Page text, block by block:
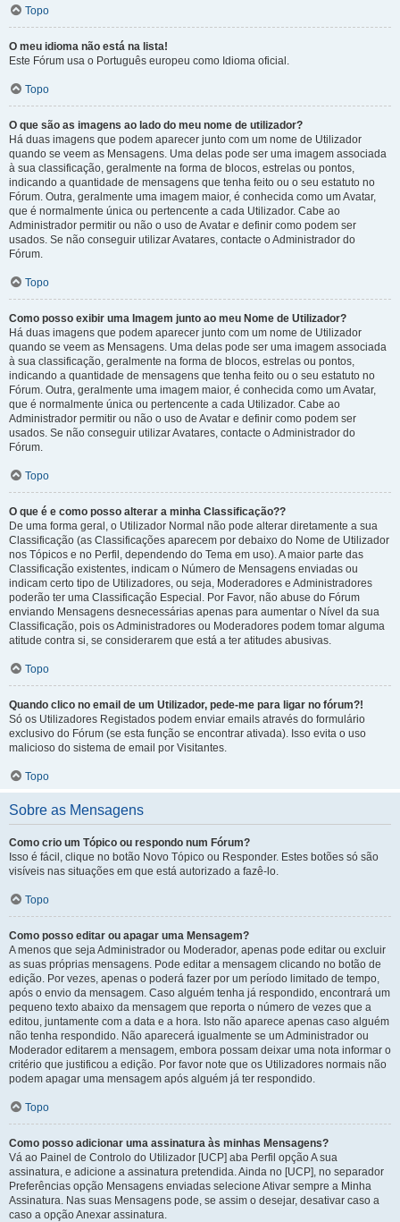
Topo
O meu idioma não está na lista!
Este Fórum usa o Português europeu como Idioma oficial.
Topo
O que são as imagens ao lado do meu nome de utilizador?
Há duas imagens que podem aparecer junto com um nome de Utilizador
quando se veem as Mensagens. Uma delas pode ser uma imagem associada
à sua classificação, geralmente na forma de blocos, estrelas ou pontos,
indicando a quantidade de mensagens que tenha feito ou o seu estatuto no
Fórum. Outra, geralmente uma imagem maior, é conhecida como um Avatar,
que é normalmente única ou pertencente a cada Utilizador. Cabe ao
Administrador permitir ou não o uso de Avatar e definir como podem ser
usados. Se não conseguir utilizar Avatares, contacte o Administrador do
Fórum.
Topo
Como posso exibir uma Imagem junto ao meu Nome de Utilizador?
Há duas imagens que podem aparecer junto com um nome de Utilizador
quando se veem as Mensagens. Uma delas pode ser uma imagem associada
à sua classificação, geralmente na forma de blocos, estrelas ou pontos,
indicando a quantidade de mensagens que tenha feito ou o seu estatuto no
Fórum. Outra, geralmente uma imagem maior, é conhecida como um Avatar,
que é normalmente única ou pertencente a cada Utilizador. Cabe ao
Administrador permitir ou não o uso de Avatar e definir como podem ser
usados. Se não conseguir utilizar Avatares, contacte o Administrador do
Fórum.
Topo
O que é e como posso alterar a minha Classificação??
De uma forma geral, o Utilizador Normal não pode alterar diretamente a sua
Classificação (as Classificações aparecem por debaixo do Nome de Utilizador
nos Tópicos e no Perfil, dependendo do Tema em uso). A maior parte das
Classificação existentes, indicam o Número de Mensagens enviadas ou
indicam certo tipo de Utilizadores, ou seja, Moderadores e Administradores
poderão ter uma Classificação Especial. Por Favor, não abuse do Fórum
enviando Mensagens desnecessárias apenas para aumentar o Nível da sua
Classificação, pois os Administradores ou Moderadores podem tomar alguma
atitude contra si, se considerarem que está a ter atitudes abusivas.
Topo
Quando clico no email de um Utilizador, pede-me para ligar no fórum?!
Só os Utilizadores Registados podem enviar emails através do formulário
exclusivo do Fórum (se esta função se encontrar ativada). Isso evita o uso
malicioso do sistema de email por Visitantes.
Topo
Sobre as Mensagens
Como crio um Tópico ou respondo num Fórum?
Isso é fácil, clique no botão Novo Tópico ou Responder. Estes botões só são
visíveis nas situações em que está autorizado a fazê-lo.
Topo
Como posso editar ou apagar uma Mensagem?
A menos que seja Administrador ou Moderador, apenas pode editar ou excluir
as suas próprias mensagens. Pode editar a mensagem clicando no botão de
edição. Por vezes, apenas o poderá fazer por um período limitado de tempo,
após o envio da mensagem. Caso alguém tenha já respondido, encontrará um
pequeno texto abaixo da mensagem que reporta o número de vezes que a
editou, juntamente com a data e a hora. Isto não aparece apenas caso alguém
não tenha respondido. Não aparecerá igualmente se um Administrador ou
Moderador editarem a mensagem, embora possam deixar uma nota informar o
critério que justificou a edição. Por favor note que os Utilizadores normais não
podem apagar uma mensagem após alguém já ter respondido.
Topo
Como posso adicionar uma assinatura às minhas Mensagens?
Vá ao Painel de Controlo do Utilizador [UCP] aba Perfil opção A sua
assinatura, e adicione a assinatura pretendida. Ainda no [UCP], no separador
Preferências opção Mensagens enviadas selecione Ativar sempre a Minha
Assinatura. Nas suas Mensagens pode, se assim o desejar, desativar caso a
caso a opção Anexar assinatura.